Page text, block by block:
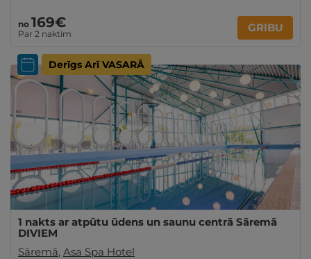
no 169€
Par 2 naktīm GRIBU
Derīgs Arī VASARĀ
1 nakts ar atpūtu ūdens un saunu centrā Sāremā
DIVIEM
Sāremā, Asa Spa Hotel